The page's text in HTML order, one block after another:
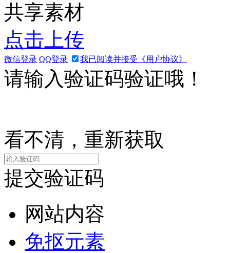
共享素材
点击上传
微信登录 QQ登录 我已阅读并接受《用户协议》
请输入验证码验证哦！
看不清，重新获取
提交验证码
网站内容
免抠元素